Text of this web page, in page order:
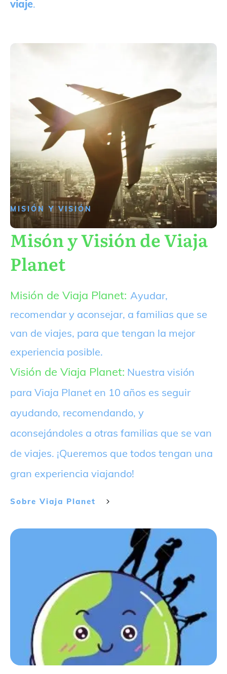
viaje.
MISIÓN Y VISIÓN
Misón y Visión de Viaja
Planet
Misión de Viaja Planet: Ayudar,
recomendar y aconsejar, a familias que se
van de viajes, para que tengan la mejor
experiencia posible.
Visión de Viaja Planet: Nuestra visión
para Viaja Planet en 10 años es seguir
ayudando, recomendando, y
aconsejándoles a otras familias que se van
de viajes. ¡Queremos que todos tengan una
gran experiencia viajando!
Sobre Viaja Planet